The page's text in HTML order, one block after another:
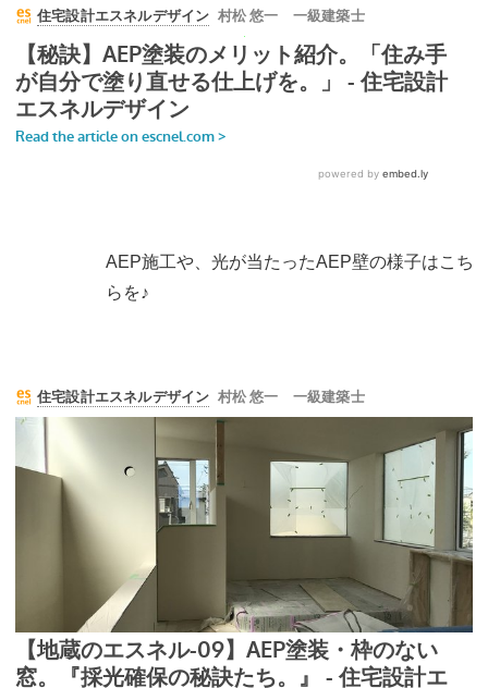
AEP施工や、光が当たったAEP壁の様子はこち
らを♪